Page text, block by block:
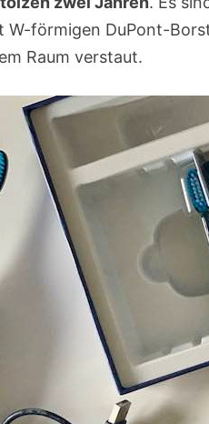
W-förmigen DuPont-
Raum verstaut.